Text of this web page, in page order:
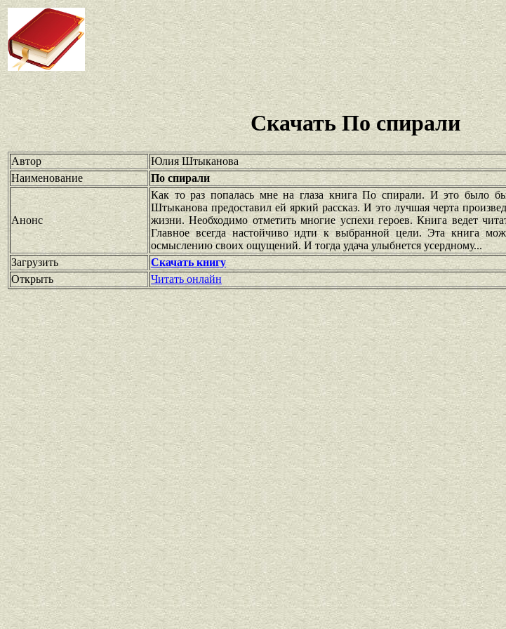
Скачать По спирали
Автор
Юлия Штыканова
Наименование
По спирали
Анонс
Как то раз попалась мне на глаза книга По спирали. И это было
Штыканова предоставил ей яркий рассказ. И это лучшая черта
жизни. Необходимо отметить многие успехи героев. Книга ведет
Главное всегда настойчиво идти к выбранной цели. Эта книга
осмыслению своих ощущений. И тогда удача улыбнется усердному...
Загрузить
Скачать книгу
Открыть
Читать онлайн